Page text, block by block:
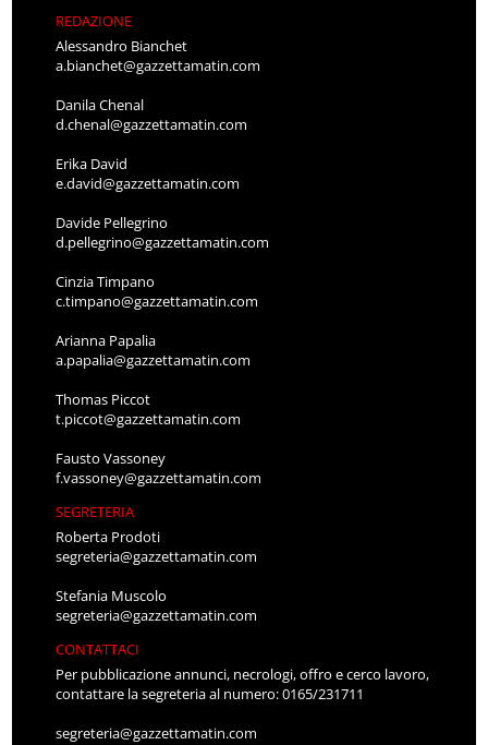
REDAZIONE
Alessandro Bianchet
a.bianchet@gazzettamatin.com
Danila Chenal
d.chenal@gazzettamatin.com
Erika David
e.david@gazzettamatin.com
Davide Pellegrino
d.pellegrino@gazzettamatin.com
Cinzia Timpano
c.timpano@gazzettamatin.com
Arianna Papalia
a.papalia@gazzettamatin.com
Thomas Piccot
t.piccot@gazzettamatin.com
Fausto Vassoney
f.vassoney@gazzettamatin.com
SEGRETERIA
Roberta Prodoti
segreteria@gazzettamatin.com
Stefania Muscolo
segreteria@gazzettamatin.com
CONTATTACI
Per pubblicazione annunci, necrologi, offro e cerco lavoro,
contattare la segreteria al numero: 0165/231711
segreteria@gazzettamatin.com